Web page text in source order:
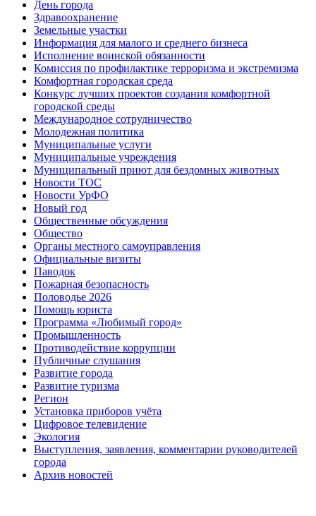
День города
Здравоохранение
Земельные участки
Информация для малого и среднего бизнеса
Исполнение воинской обязанности
Комиссия по профилактике терроризма и экстремизма
Комфортная городская среда
Конкурс лучших проектов создания комфортной
городской среды
Международное сотрудничество
Молодежная политика
Муниципальные услуги
Муниципальные учреждения
Муниципальный приют для бездомных животных
Новости ТОС
Новости УрФО
Новый год
Общественные обсуждения
Общество
Органы местного самоуправления
Официальные визиты
Паводок
Пожарная безопасность
Половодье 2026
Помощь юриста
Программа «Любимый город»
Промышленность
Противодействие коррупции
Публичные слушания
Развитие города
Развитие туризма
Регион
Установка приборов учёта
Цифровое телевидение
Экология
Выступления, заявления, комментарии руководителей
города
Архив новостей